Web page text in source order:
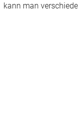
kann man